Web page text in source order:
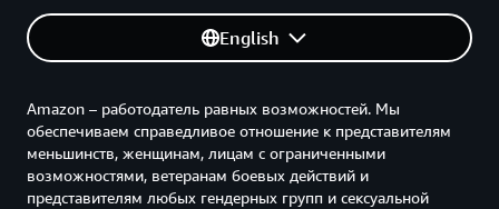
English
Amazon – работодатель равных возможностей. Мы
обеспечиваем справедливое отношение к представителям
меньшинств, женщинам, лицам с ограниченными
возможностями, ветеранам боевых действий и
представителям любых гендерных групп и сексуальной